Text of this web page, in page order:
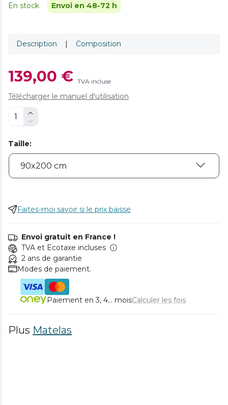
En stock Envoi en 48-72 h
Description | Composition
139,00 € TVA incluse
Télécharger le manuel d'utilisation
Taille:
Faites-moi savoir si le prix baisse
Envoi gratuit en France !
TVA et Ecotaxe incluses
2 ans de garantie
Modes de paiement.
Paiement en 3, 4... moisCalculer les fois
Plus Matelas